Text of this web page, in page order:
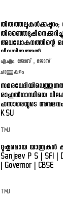
തിരുത്തലുകൾക്കപ്പുറം;
അവലോകനത്തിന്റെ ഒരു
വിലയിരുത്തൽ
എ.എം. ജോസ് , ജോസ്
ചാത്തുകുളം
രാഹുൽഗാന്ധിയെ
ഹസാരെയുടെ അനുഭവം
KSU
TMJ
ദുഷ്കരമായ യാത്രകൾ
Sanjeev P S | SFI |
| Governor | CBSE
TMJ